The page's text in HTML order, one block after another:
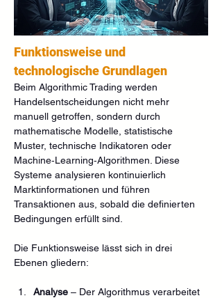
Funktionsweise und
technologische Grundlagen
Beim Algorithmic Trading werden
Handelsentscheidungen nicht mehr
manuell getroffen, sondern durch
mathematische Modelle, statistische
Muster, technische Indikatoren oder
Machine‑Learning‑Algorithmen. Diese
Systeme analysieren kontinuierlich
Marktinformationen und führen
Transaktionen aus, sobald die definierten
Bedingungen erfüllt sind.
Die Funktionsweise lässt sich in drei
Ebenen gliedern:
Analyse – Der Algorithmus verarbeitet